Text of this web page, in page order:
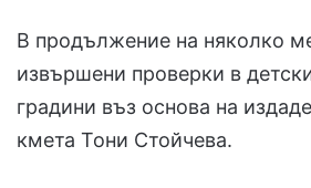
В продължение на няколко
извършени проверки в
градини въз основа на
кмета Тони Стойчева.